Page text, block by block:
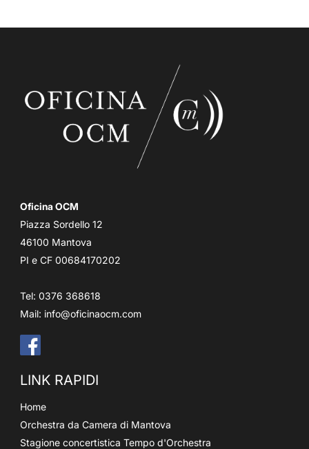
Oficina OCM
Piazza Sordello 12
46100 Mantova
PI e CF 00684170202
Tel: 0376 368618
Mail: info@oficinaocm.com
LINK RAPIDI
Home
Orchestra da Camera di Mantova
Stagione concertistica Tempo d'Orchestra